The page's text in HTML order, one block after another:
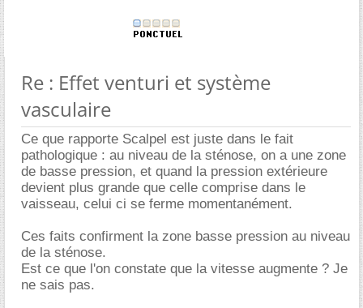
Re : Effet venturi et système
vasculaire
Ce que rapporte Scalpel est juste dans le fait
pathologique : au niveau de la sténose, on a une zone
de basse pression, et quand la pression extérieure
devient plus grande que celle comprise dans le
vaisseau, celui ci se ferme momentanément.
Ces faits confirment la zone basse pression au niveau
de la sténose.
Est ce que l'on constate que la vitesse augmente ? Je
ne sais pas.